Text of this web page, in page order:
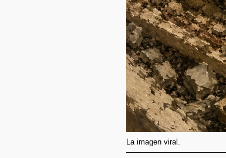
La imagen viral.